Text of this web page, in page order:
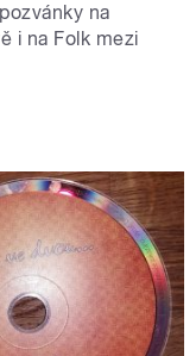
na
i na Folk mezi